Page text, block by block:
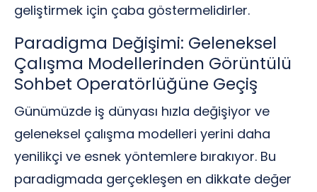
geliştirmek için çaba göstermelidirler.
Paradigma Değişimi: Geleneksel
Çalışma Modellerinden Görüntülü
Sohbet Operatörlüğüne Geçiş
Günümüzde iş dünyası hızla değişiyor ve
geleneksel çalışma modelleri yerini daha
yenilikçi ve esnek yöntemlere bırakıyor. Bu
paradigmada gerçekleşen en dikkate değer